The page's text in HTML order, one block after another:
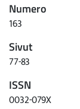
Numero
163
Sivut
77-83
ISSN
0032-079X